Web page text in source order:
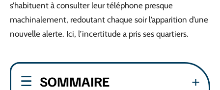
s’habituent à consulter leur téléphone presque
machinalement, redoutant chaque soir l’apparition d’une
nouvelle alerte. Ici, l’incertitude a pris ses quartiers.
SOMMAIRE